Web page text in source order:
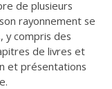
de plusieurs
rayonnement se
y compris des
de livres et
et présentations